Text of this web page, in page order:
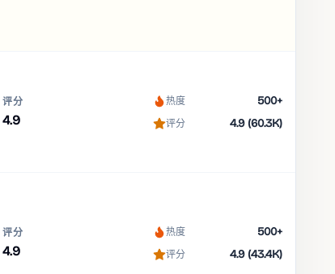
评分
4.9
热度 500+
评分 4.9 (60.3K)
评分
4.9
热度 500+
评分 4.9 (43.4K)